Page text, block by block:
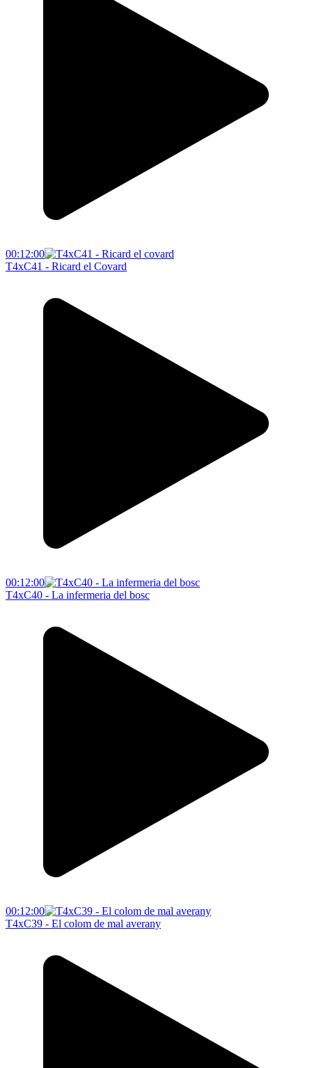
00:12:00
T4xC41 - Ricard el Covard
00:12:00
T4xC40 - La infermeria del bosc
00:12:00
T4xC39 - El colom de mal averany